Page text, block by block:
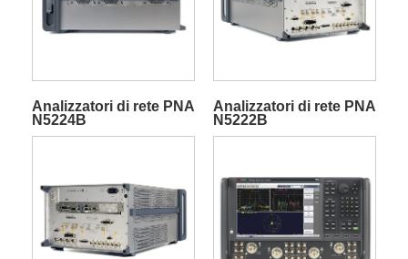
Analizzatori di rete PNA
N5224B
Analizzatori di rete PNA
N5222B